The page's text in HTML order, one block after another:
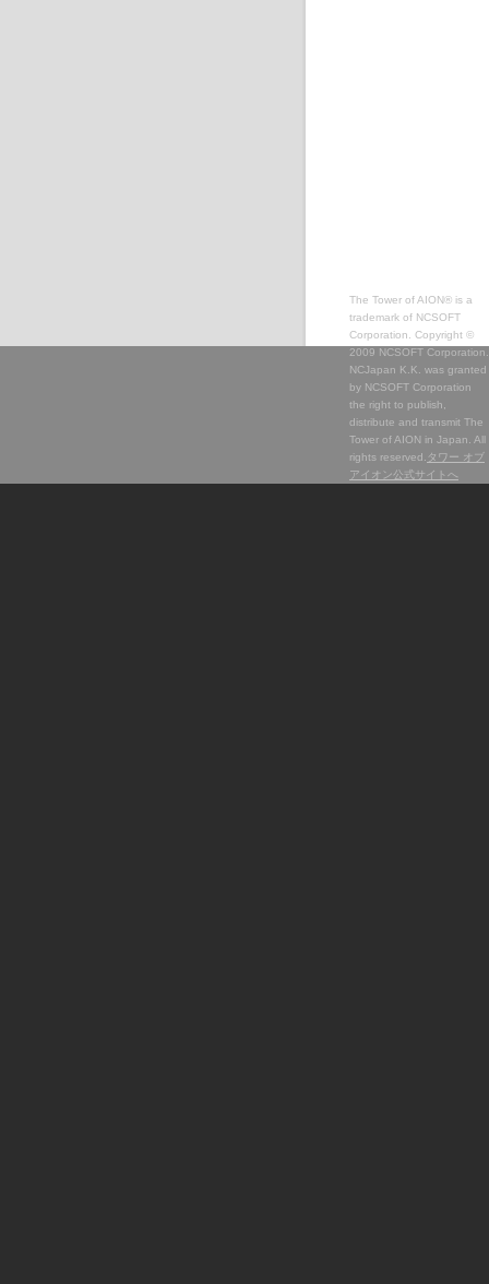
The Tower of AION® is a
trademark of NCSOFT
Corporation. Copyright ©
2009 NCSOFT Corporation.
NCJapan K.K. was granted
by NCSOFT Corporation
the right to publish,
distribute and transmit The
Tower of AION in Japan. All
rights reserved. タワー オブ
アイオン公式サイトへ